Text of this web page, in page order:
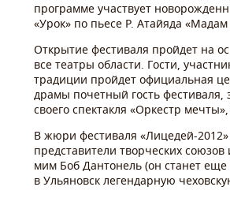
программе участвует
«Урок» по пьесе Р. Атайяда
Открытие фестиваля пройдет на
все театры области. Гости,
традиции пройдет официальная
драмы почетный гость фестиваля,
своего спектакля «Оркестр
В жюри фестиваля «Лицедей-
представители творческих
мим Боб Дантонель (он станет
в Ульяновск легендарную